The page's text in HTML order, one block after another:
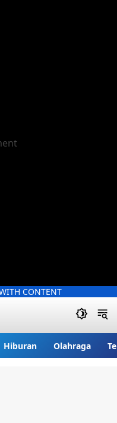
CONTENT
Hiburan Olahraga